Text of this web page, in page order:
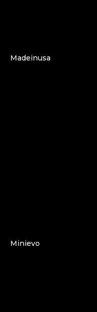
Madeinusa
Minievo